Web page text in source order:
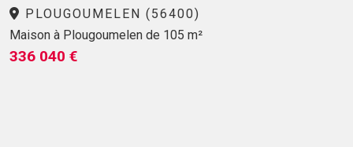
PLOUGOUMELEN (56400)
Maison à Plougoumelen de 105 m²
336 040 €